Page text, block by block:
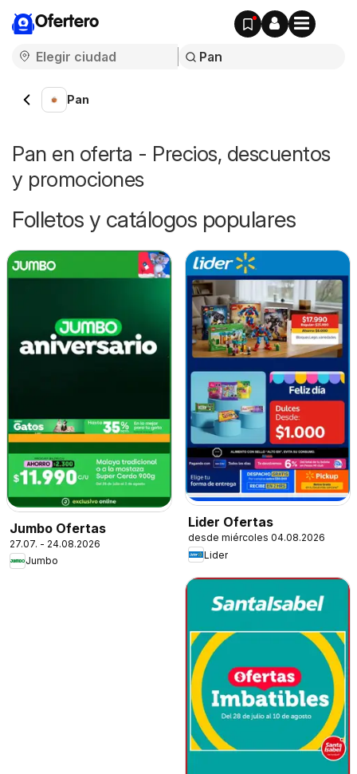
Ofertero
Pan
Pan en oferta - Precios, descuentos
y promociones
Folletos y catálogos populares
Jumbo Ofertas
27.07. - 24.08.2026
Jumbo
Lider Ofertas
desde miércoles 04.08.2026
Lider